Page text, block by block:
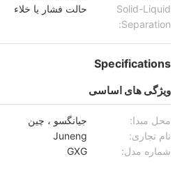
Solid-Liquid
Separation:
حالت فشار یا خلاء
Specifications
ویژگی های اساسی
محل مبدا:
جیانگسو ، چین
نام تجاری:
Juneng
شماره مدل:
GXG